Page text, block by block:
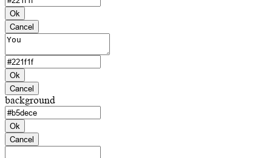
Ok
Cancel
Ok
Cancel
background
Ok
Cancel